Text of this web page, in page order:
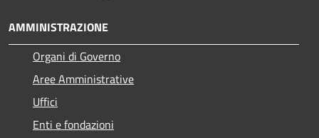
AMMINISTRAZIONE
Organi di Governo
Aree Amministrative
Uffici
Enti e fondazioni